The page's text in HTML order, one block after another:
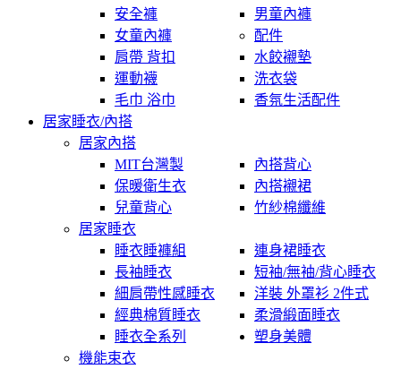
安全褲
男童內褲
女童內褲
配件
肩帶 背扣
水餃襯墊
運動襪
洗衣袋
毛巾 浴巾
香氛生活配件
居家睡衣/內搭
居家內搭
MIT台灣製
內搭背心
保暖衛生衣
內搭襯裙
兒童背心
竹紗棉纖維
居家睡衣
睡衣睡褲組
連身裙睡衣
長袖睡衣
短袖/無袖/背心睡衣
細肩帶性感睡衣
洋裝 外罩衫 2件式
經典棉質睡衣
柔滑緞面睡衣
睡衣全系列
塑身美體
機能束衣